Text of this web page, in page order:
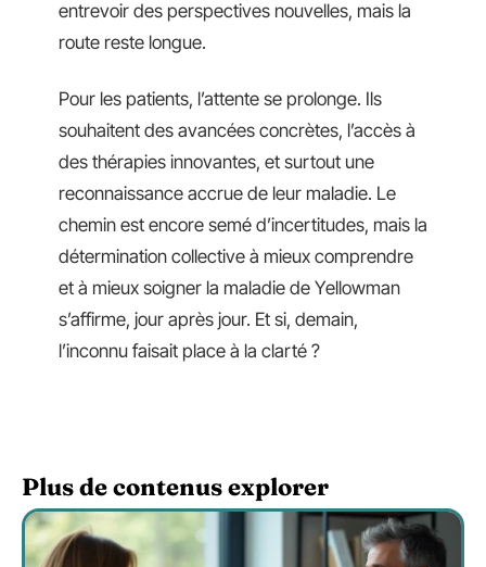
entrevoir des perspectives nouvelles, mais la
route reste longue.
Pour les patients, l’attente se prolonge. Ils
souhaitent des avancées concrètes, l’accès à
des thérapies innovantes, et surtout une
reconnaissance accrue de leur maladie. Le
chemin est encore semé d’incertitudes, mais la
détermination collective à mieux comprendre
et à mieux soigner la maladie de Yellowman
s’affirme, jour après jour. Et si, demain,
l’inconnu faisait place à la clarté ?
Plus de contenus explorer